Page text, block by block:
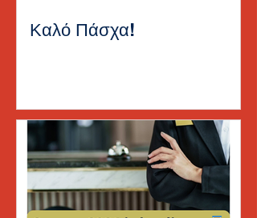
Καλό Πάσχα!